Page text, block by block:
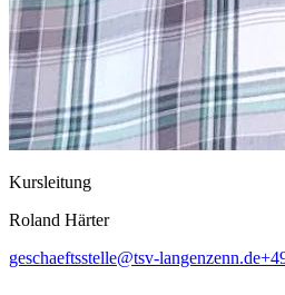
Kursleitung
Roland Härter
geschaeftsstelle@tsv-langenzenn.de